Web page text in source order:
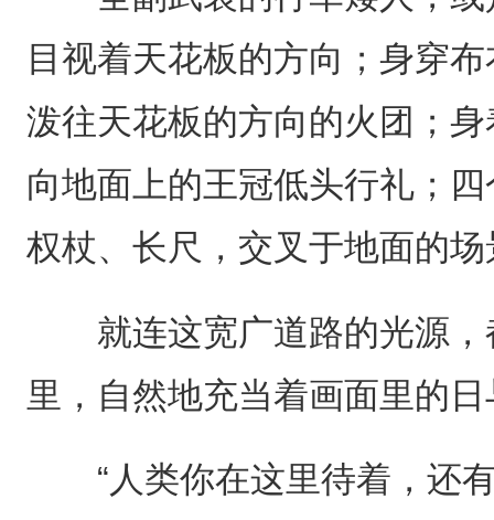
目视着天花板的方向；身穿
泼往天花板的方向的火团；
向地面上的王冠低头行礼；
权杖、长尺，交叉于地面的
就连这宽广道路的光源，
里，自然地充当着画面里的
“人类你在这里待着，还有